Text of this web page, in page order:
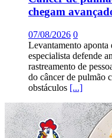
chegam
07/08/2026 0
Levantamento
especialista defende
rastreamento de
do câncer de pulmão
obstáculos [...]